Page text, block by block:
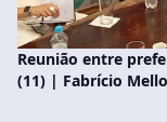
Reunião entre
(11) | Fabrício